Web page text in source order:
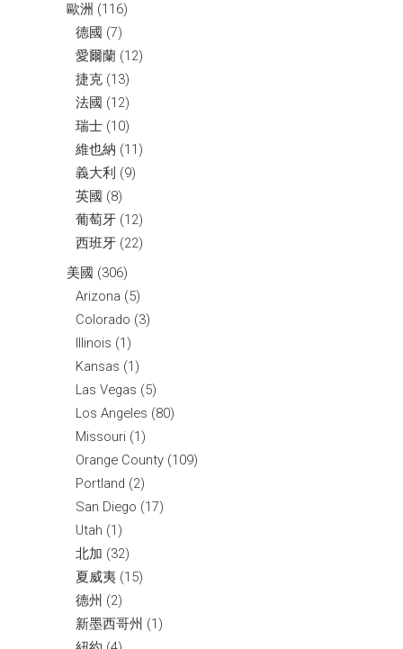
歐洲 (116)
德國 (7)
愛爾蘭 (12)
捷克 (13)
法國 (12)
瑞士 (10)
維也納 (11)
義大利 (9)
英國 (8)
葡萄牙 (12)
西班牙 (22)
美國 (306)
Arizona (5)
Colorado (3)
Illinois (1)
Kansas (1)
Las Vegas (5)
Los Angeles (80)
Missouri (1)
Orange County (109)
Portland (2)
San Diego (17)
Utah (1)
北加 (32)
夏威夷 (15)
德州 (2)
新墨西哥州 (1)